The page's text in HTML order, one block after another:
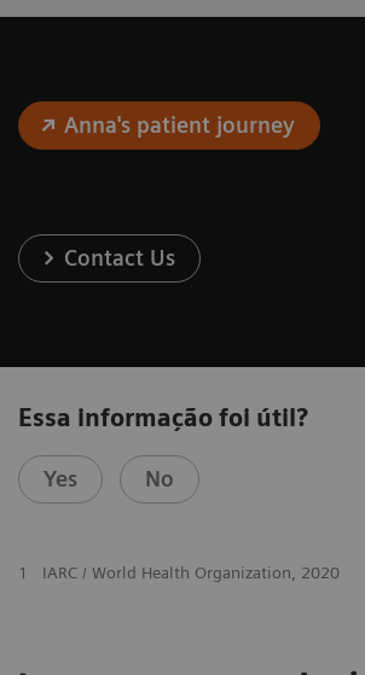
Anna's patient journey
Contact Us
Essa informação foi útil?
Yes No
1 IARC / World Health Organization, 2020